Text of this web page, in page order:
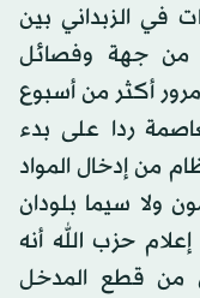
في الزبداني بين
من جهة وفصائل
أكثر من أسبوع
ردا على بدء
من إدخال المواد
ولا سيما بلودان
حزب الله أنه
من قطع المدخل